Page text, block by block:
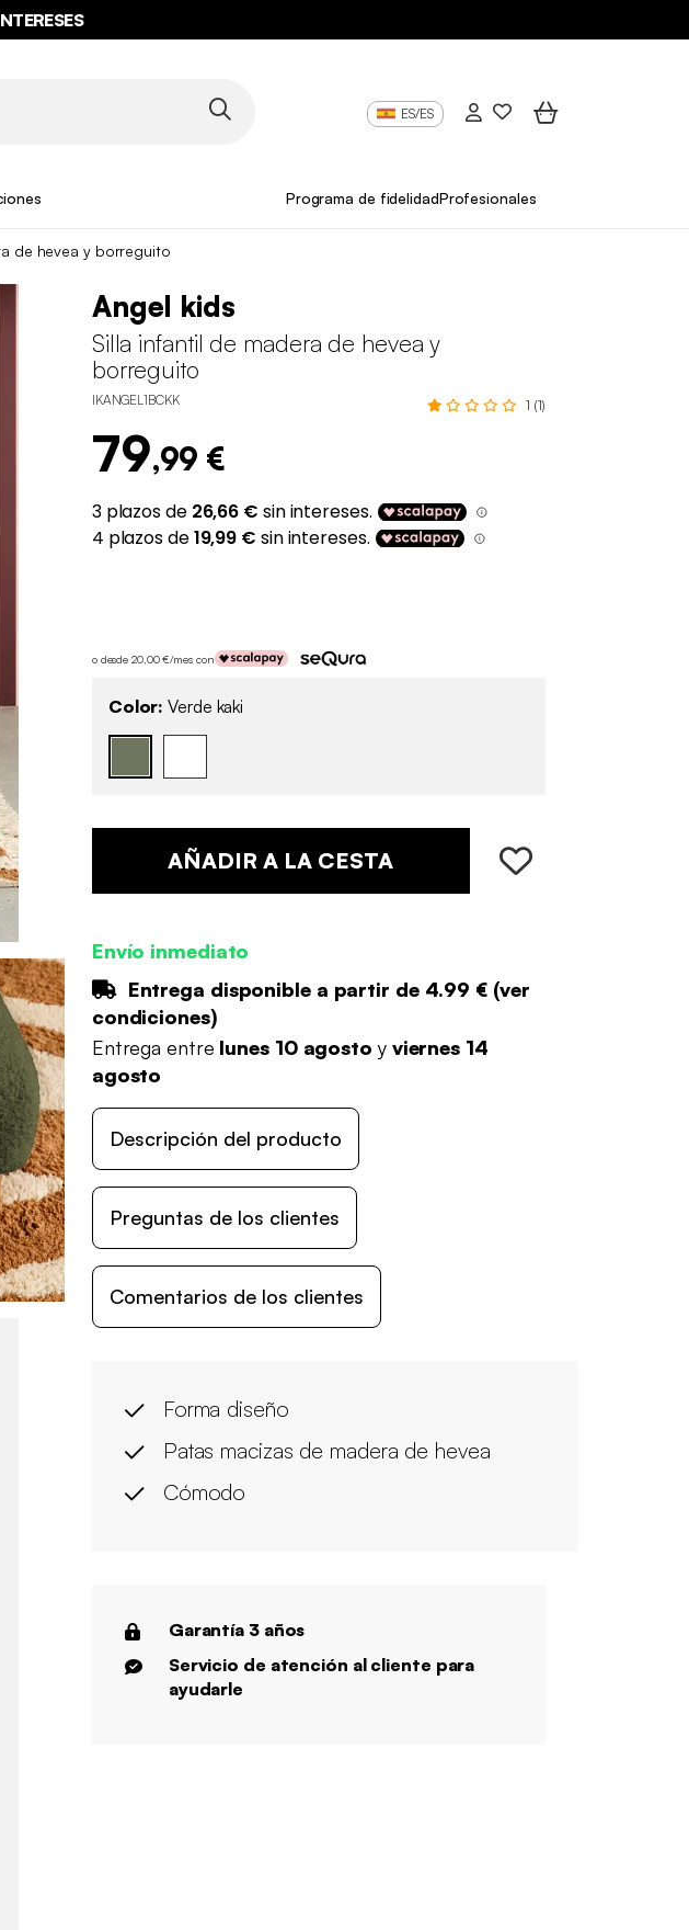
ES/ES
Programa de fidelidadProfesionales
de hevea y borreguito
Angel kids
Silla infantil de madera de hevea y
borreguito
IKANGEL1BCKK 1 (1)
79,99 €
o desde 20,00 €/mes con
Color: Verde kaki
AÑADIR A LA CESTA
Envío inmediato
Entrega disponible a partir de 4.99 € (ver
condiciones)
Entrega entre lunes 10 agosto y viernes 14
agosto
Descripción del producto
Preguntas de los clientes
Comentarios de los clientes
Forma diseño
Patas macizas de madera de hevea
Cómodo
Garantía 3 años
Servicio de atención al cliente para
ayudarle